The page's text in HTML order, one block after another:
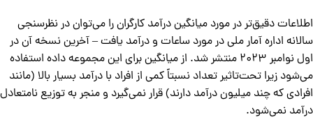
اطلاعات دقیق‌تر در مورد میانگین درآمد کارگران را می‌توان در نظرسنجی
سالانه اداره آمار ملی در مورد ساعات و درآمد یافت – آخرین نسخه آن در
اول نوامبر ۲۰۲۳ منتشر شد. از میانگین برای این مجموعه داده استفاده
می‌شود زیرا تحت‌تاثیر تعداد نسبتاً کمی از افراد با درآمد بسیار بالا (مانند
افرادی که چند میلیون درآمد دارند) قرار نمی‌گیرد و منجر به توزیع نامتعادل
درآمد نمی‌شود.